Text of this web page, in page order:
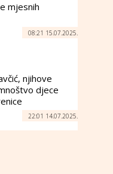
mjesnih
08:21 15.07.2025.
njihove
djece
22:01 14.07.2025.